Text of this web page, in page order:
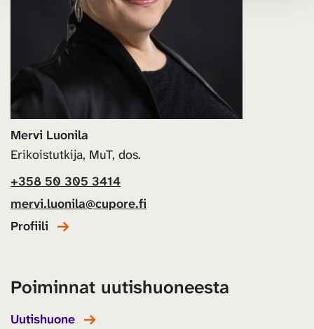
Mervi Luonila
Erikoistutkija, MuT, dos.
+358 50 305 3414
mervi.luonila@cupore.fi
Profiili
Poiminnat uutishuoneesta
Uutishuone